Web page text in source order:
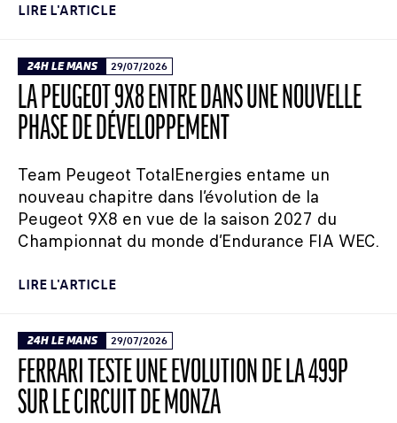
LIRE L'ARTICLE
24H LE MANS 29/07/2026
LA PEUGEOT 9X8 ENTRE DANS UNE NOUVELLE
PHASE DE DÉVELOPPEMENT
Team Peugeot TotalEnergies entame un
nouveau chapitre dans l’évolution de la
Peugeot 9X8 en vue de la saison 2027 du
Championnat du monde d’Endurance FIA WEC.
LIRE L'ARTICLE
24H LE MANS 29/07/2026
FERRARI TESTE UNE ÉVOLUTION DE LA 499P
SUR LE CIRCUIT DE MONZA